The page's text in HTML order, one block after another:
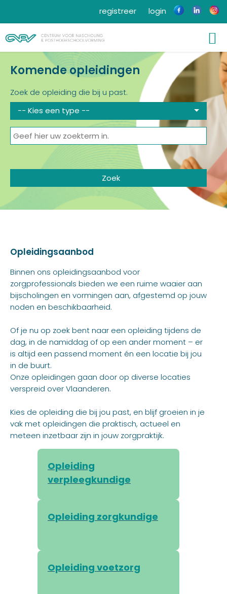
login
registreer
Komende opleidingen
Zoek de opleiding die bij u past.
-- Kies een type --
Opleidingsaanbod
Binnen ons opleidingsaanbod voor
zorgprofessionals bieden we een ruime waaier aan
bijscholingen en vormingen aan, afgestemd op jouw
noden en beschikbaarheid.
Of je nu op zoek bent naar een opleiding tijdens de
dag, in de namiddag of op een ander moment – er
is altijd een passend moment én een locatie bij jou
in de buurt.
Onze opleidingen gaan door op diverse locaties
verspreid over Vlaanderen.
Kies de opleiding die bij jou past, en blijf groeien in je
vak met opleidingen die praktisch, actueel en
meteen inzetbaar zijn in jouw zorgpraktijk.
Opleiding
verpleegkundige
Opleiding zorgkundige
Opleiding voetzorg